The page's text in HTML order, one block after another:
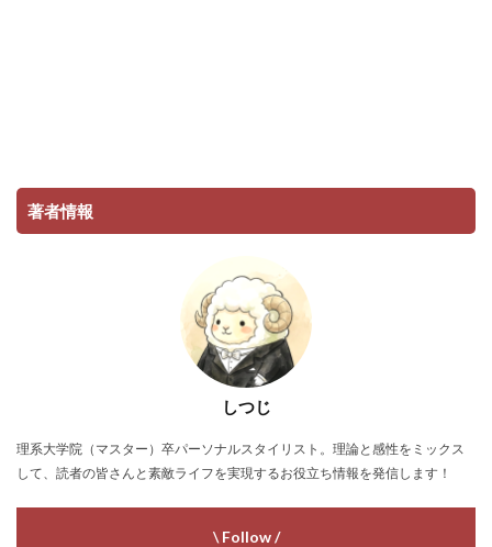
著者情報
しつじ
理系大学院（マスター）卒パーソナルスタイリスト。理論と感性をミックス
して、読者の皆さんと素敵ライフを実現するお役立ち情報を発信します！
\ Follow /